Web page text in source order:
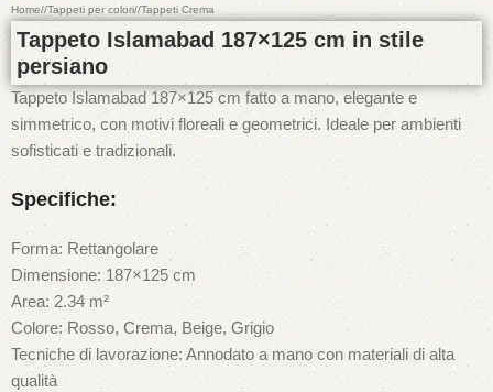
Home/ Tappeti per colori/ Tappeti Crema
Tappeto Islamabad 187×125 cm in stile
persiano
Tappeto Islamabad 187×125 cm fatto a mano, elegante e
simmetrico, con motivi floreali e geometrici. Ideale per ambienti
sofisticati e tradizionali.
Specifiche:
Forma: Rettangolare
Dimensione: 187×125 cm
Area: 2.34 m²
Colore: Rosso, Crema, Beige, Grigio
Tecniche di lavorazione: Annodato a mano con materiali di alta
qualità